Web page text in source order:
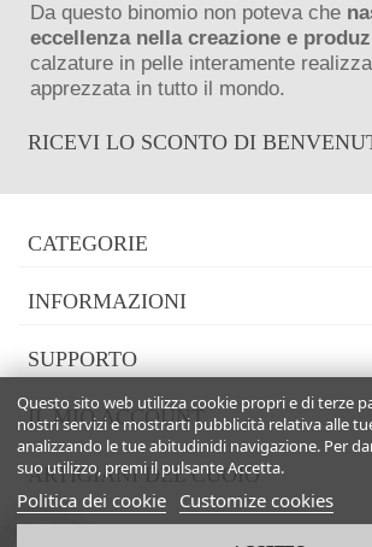
Da questo binomio non poteva che
eccellenza nella creazione e
calzature in pelle interamente
apprezzata in tutto il mondo.
RICEVI LO SCONTO DI
CATEGORIE
INFORMAZIONI
SUPPORTO
IL MIO ACCOUNT
Questo sito web utilizza cookie propri e di terze
nostri servizi e mostrarti pubblicità relativa alle
analizzando le tue abitudinidi navigazione. Per
suo utilizzo, premi il pulsante Accetta.
Politica dei cookie Customize cookies
ARTIGIANI DEL CUOIO